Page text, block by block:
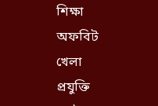
শিক্ষা
অফবিট
খেলা
প্রযুক্তি